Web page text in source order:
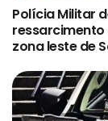
Polícia Militar
ressarcimento
zona leste de